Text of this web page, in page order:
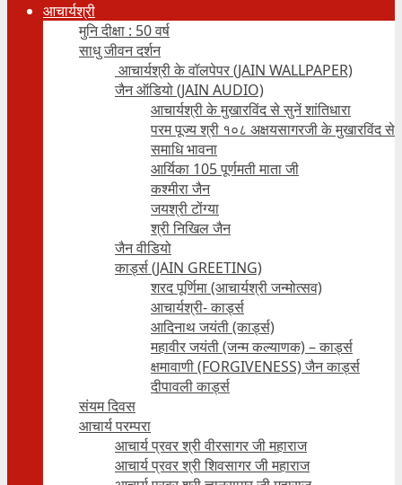
आचार्यश्री
मुनि दीक्षा : 50 वर्ष
साधु जीवन दर्शन
आचार्यश्री के वॉलपेपर (JAIN WALLPAPER)
जैन ऑडियो (JAIN AUDIO)
आचार्यश्री के मुखारविंद से सुनें शांतिधारा
परम पूज्य श्री १०८ अक्षयसागरजी के मुखारविंद से
समाधि भावना
आर्यिका 105 पूर्णमती माता जी
कश्मीरा जैन
जयश्री टोंग्या
श्री निखिल जैन
जैन वीडियो
कार्ड्स (JAIN GREETING)
शरद पूर्णिमा (आचार्यश्री जन्मोत्सव)
आचार्यश्री- कार्ड्स
आदिनाथ जयंती (कार्ड्स)
महावीर जयंती (जन्म कल्याणक) – कार्ड्स
क्षमावाणी (FORGIVENESS) जैन कार्ड्स
दीपावली कार्ड्स
संयम दिवस
आचार्य परम्परा
आचार्य प्रवर श्री वीरसागर जी महाराज
आचार्य प्रवर श्री शिवसागर जी महाराज